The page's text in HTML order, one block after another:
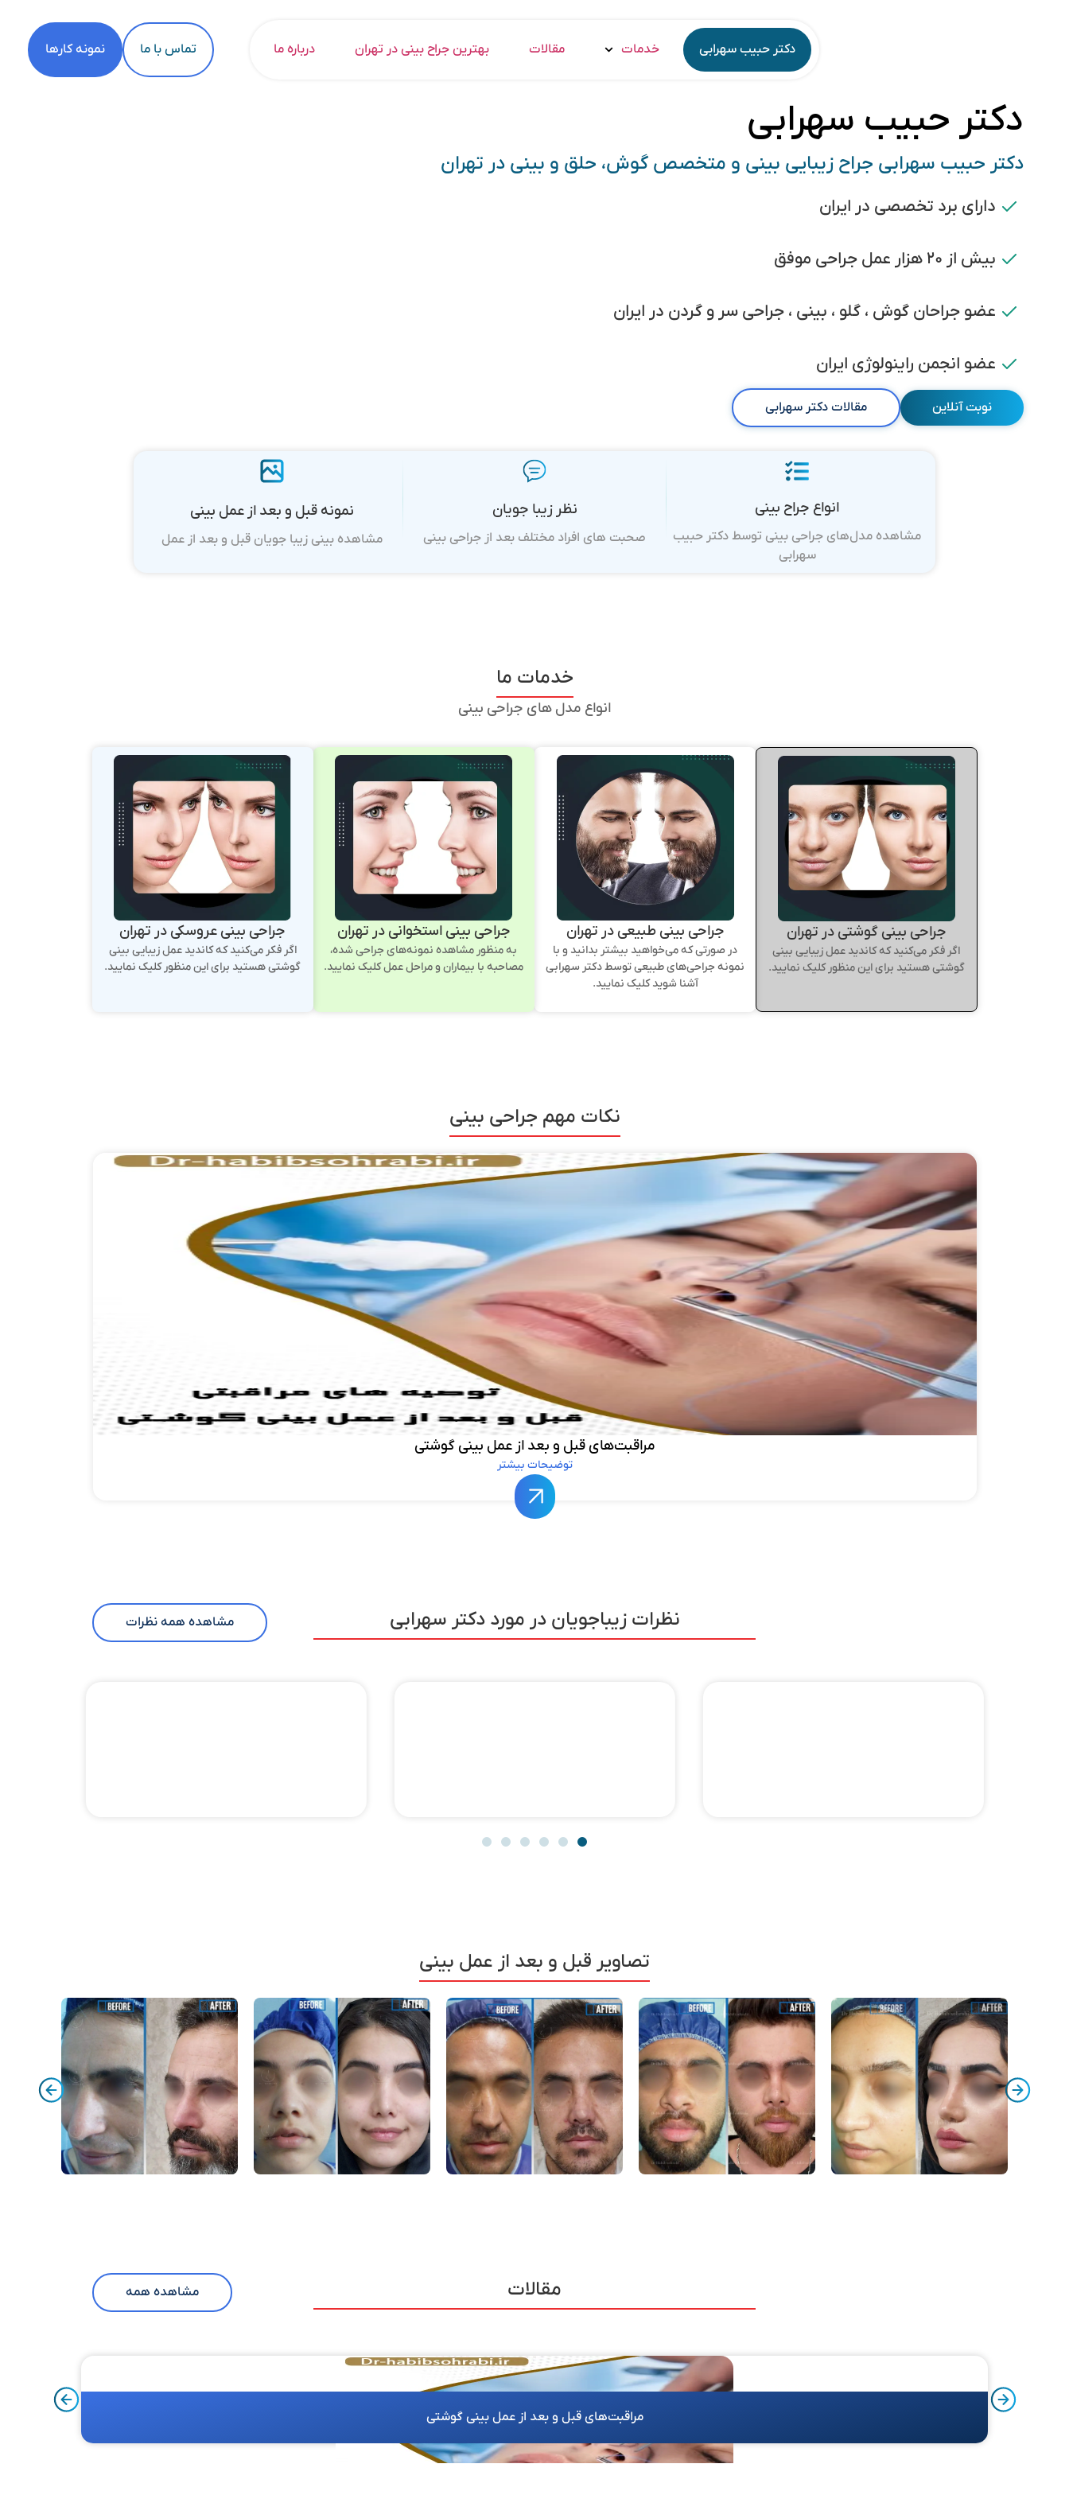
دکتر حبیب سهرابی خدمات مقالات بهترین جراح بینی در تهران درباره ما تماس با ما نمونه کارها
دکتر حبیب سهرابی
دکتر حبیب سهرابی جراح زیبایی بینی و متخصص گوش، حلق و بینی در تهران
دارای برد تخصصی در ایران
بیش از ۲۰ هزار عمل جراحی موفق
عضو جراحان گوش ، گلو ، بینی ، جراحی سر و گردن در ایران
عضو انجمن راینولوژی ایران
نوبت آنلاین مقالات دکتر سهرابی
انواع جراح بینی
مشاهده مدل‌های جراحی بینی توسط دکتر حبیب
سهرابی
نظر زیبا جویان
صحبت های افراد مختلف بعد از جراحی بینی
نمونه قبل و بعد از عمل بینی
مشاهده بینی زیبا جویان قبل و بعد از عمل
خدمات ما
انواع مدل‌ های جراحی بینی
جراحی بینی گوشتی در تهران
اگر فکر می‌کنید که کاندید عمل زیبایی بینی
گوشتی هستید برای این منظور کلیک نمایید.
جراحی بینی طبیعی در تهران
در صورتی که می‌خواهید بیشتر بدانید و با
نمونه جراحی‌های طبیعی توسط دکتر سهرابی
آشنا شوید کلیک نمایید.
جراحی بینی استخوانی در تهران
به منظور مشاهده نمونه‌های جراحی شده،
مصاحبه با بیماران و مراحل عمل کلیک نمایید.
جراحی بینی عروسکی در تهران
اگر فکر می‌کنید که کاندید عمل زیبایی بینی
گوشتی هستید برای این منظور کلیک نمایید.
نکات مهم جراحی بینی
مراقبت‌های قبل و بعد از عمل بینی گوشتی
توضیحات بیشتر
نظرات زیباجویان در مورد دکتر سهرابی مشاهده همه نظرات
تصاویر قبل و بعد از عمل بینی
مقالات مشاهده همه
مراقبت‌های قبل و بعد از عمل بینی گوشتی